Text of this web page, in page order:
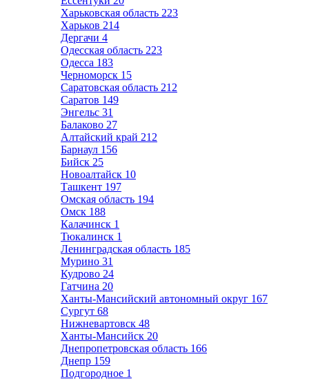
Харьковская область 223
Харьков 214
Дергачи 4
Одесская область 223
Одесса 183
Черноморск 15
Саратовская область 212
Саратов 149
Энгельс 31
Балаково 27
Алтайский край 212
Барнаул 156
Бийск 25
Новоалтайск 10
Ташкент 197
Омская область 194
Омск 188
Калачинск 1
Тюкалинск 1
Ленинградская область 185
Мурино 31
Кудрово 24
Гатчина 20
Ханты-Мансийский автономный округ 167
Сургут 68
Нижневартовск 48
Ханты-Мансийск 20
Днепропетровская область 166
Днепр 159
Подгородное 1